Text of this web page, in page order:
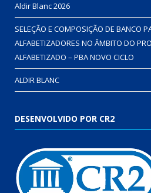
Aldir Blanc 2026
SELEÇÃO E COMPOSIÇÃO DE BANCO
ALFABETIZADORES NO ÂMBITO DO
ALFABETIZADO – PBA NOVO CICLO
ALDIR BLANC
DESENVOLVIDO POR CR2